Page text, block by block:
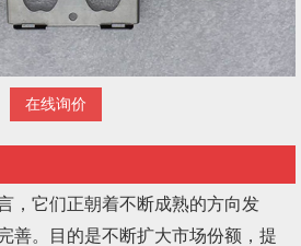
在线询价
，它们正朝着不断成熟的方向发
善。目的是不断扩大市场份额，提